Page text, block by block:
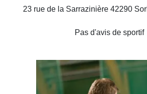
23 rue de la Sarrazinière 42290
Pas d'avis de sportif